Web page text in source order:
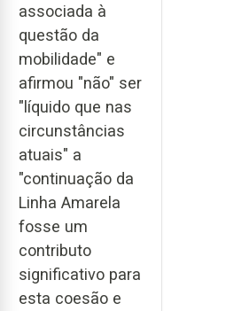
associada à
questão da
mobilidade" e
afirmou "não" ser
"líquido que nas
circunstâncias
atuais" a
"continuação da
Linha Amarela
fosse um
contributo
significativo para
esta coesão e